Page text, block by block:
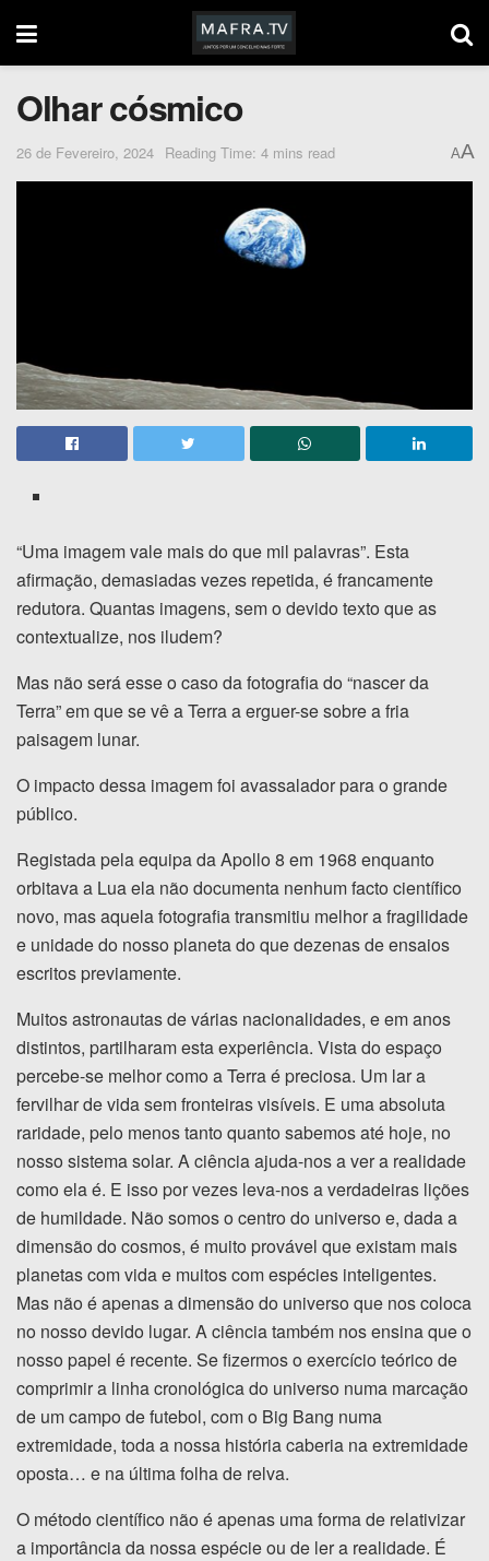
Olhar cósmico
26 de Fevereiro, 2024 Reading Time: 4 mins read AA
“Uma imagem vale mais do que mil palavras”. Esta
afirmação, demasiadas vezes repetida, é francamente
redutora. Quantas imagens, sem o devido texto que as
contextualize, nos iludem?
Mas não será esse o caso da fotografia do “nascer da
Terra” em que se vê a Terra a erguer-se sobre a fria
paisagem lunar.
O impacto dessa imagem foi avassalador para o grande
público.
Registada pela equipa da Apollo 8 em 1968 enquanto
orbitava a Lua ela não documenta nenhum facto científico
novo, mas aquela fotografia transmitiu melhor a fragilidade
e unidade do nosso planeta do que dezenas de ensaios
escritos previamente.
Muitos astronautas de várias nacionalidades, e em anos
distintos, partilharam esta experiência. Vista do espaço
percebe-se melhor como a Terra é preciosa. Um lar a
fervilhar de vida sem fronteiras visíveis. E uma absoluta
raridade, pelo menos tanto quanto sabemos até hoje, no
nosso sistema solar. A ciência ajuda-nos a ver a realidade
como ela é. E isso por vezes leva-nos a verdadeiras lições
de humildade. Não somos o centro do universo e, dada a
dimensão do cosmos, é muito provável que existam mais
planetas com vida e muitos com espécies inteligentes.
Mas não é apenas a dimensão do universo que nos coloca
no nosso devido lugar. A ciência também nos ensina que o
nosso papel é recente. Se fizermos o exercício teórico de
comprimir a linha cronológica do universo numa marcação
de um campo de futebol, com o Big Bang numa
extremidade, toda a nossa história caberia na extremidade
oposta… e na última folha de relva.
O método científico não é apenas uma forma de relativizar
a importância da nossa espécie ou de ler a realidade. É